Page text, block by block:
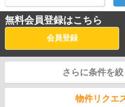
無料会員登録はこちら
会員登録
さらに条件を
物件リクエ